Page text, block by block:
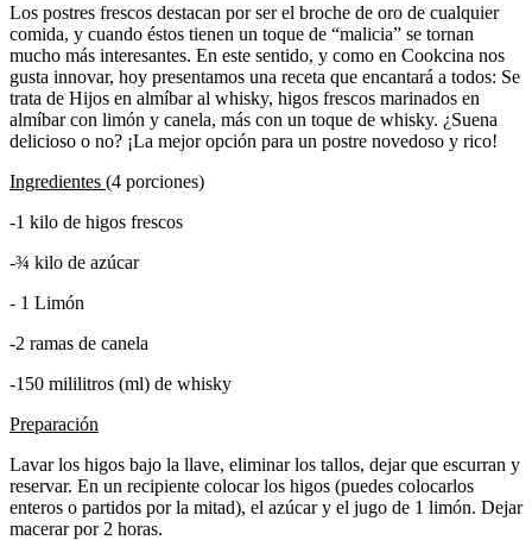
Los postres frescos destacan por ser el broche de oro de cualquier
comida, y cuando éstos tienen un toque de “malicia” se tornan
mucho más interesantes. En este sentido, y como en Cookcina nos
gusta innovar, hoy presentamos una receta que encantará a todos: Se
trata de Hijos en almíbar al whisky, higos frescos marinados en
almíbar con limón y canela, más con un toque de whisky. ¿Suena
delicioso o no? ¡La mejor opción para un postre novedoso y rico!
Ingredientes (4 porciones)
-1 kilo de higos frescos
-¾ kilo de azúcar
- 1 Limón
-2 ramas de canela
-150 mililitros (ml) de whisky
Preparación
Lavar los higos bajo la llave, eliminar los tallos, dejar que escurran y
reservar. En un recipiente colocar los higos (puedes colocarlos
enteros o partidos por la mitad), el azúcar y el jugo de 1 limón. Dejar
macerar por 2 horas.